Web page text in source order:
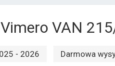
VAN
- 2026 Darmowa